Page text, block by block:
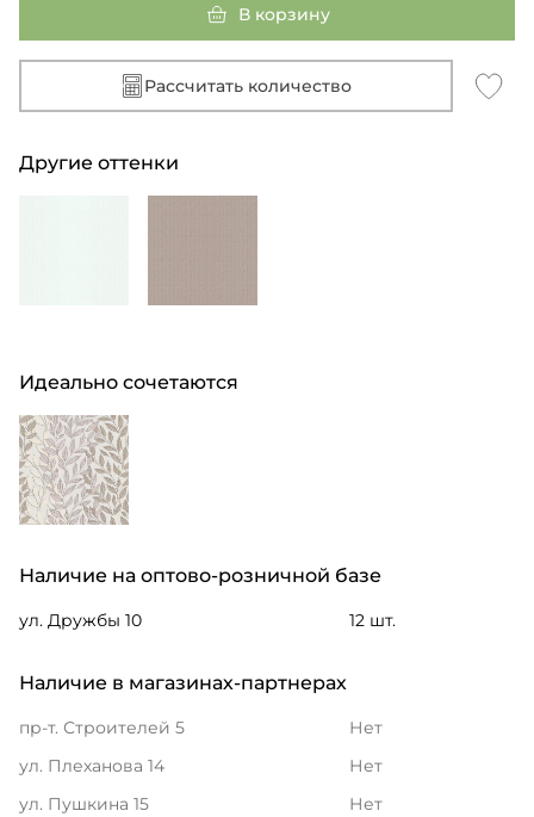
В корзину
Рассчитать количество
Другие оттенки
Идеально сочетаются
Наличие на оптово-розничной базе
ул. Дружбы 10 12 шт.
Наличие в магазинах-партнерах
пр-т. Строителей 5
Нет
ул. Плеханова 14
Нет
ул. Пушкина 15
Нет